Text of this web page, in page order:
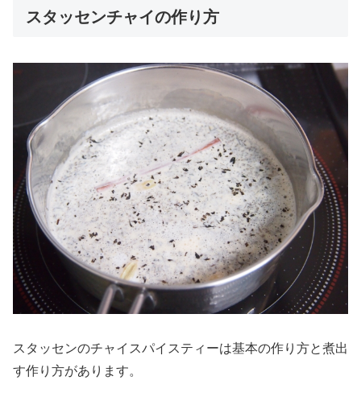
スタッセンチャイの作り方
スタッセンのチャイスパイスティーは基本の作り方と煮出
す作り方があります。